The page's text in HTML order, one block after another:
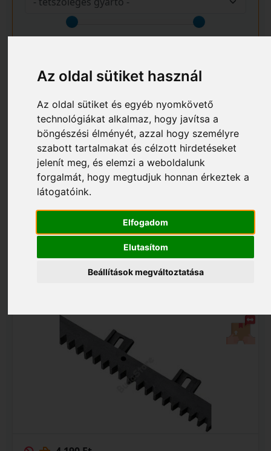
Az oldal sütiket használ
Az oldal sütiket és egyéb nyomkövető
technológiákat alkalmaz, hogy javítsa a
böngészési élményét, azzal hogy személyre
szabott tartalmakat és célzott hirdetéseket
jelenít meg, és elemzi a weboldalunk
forgalmát, hogy megtudjuk honnan érkeztek a
látogatóink.
Elfogadom
Elutasítom
Beállítások megváltoztatása
6 890 Ft
CRMACC 12MM Fém fogasléc 1m 102071
Nem rendelhető